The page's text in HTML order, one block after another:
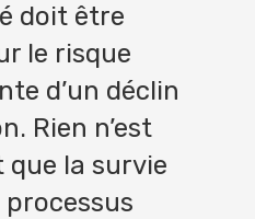
doit être
le risque
d’un déclin
Rien n’est
la survie
processus